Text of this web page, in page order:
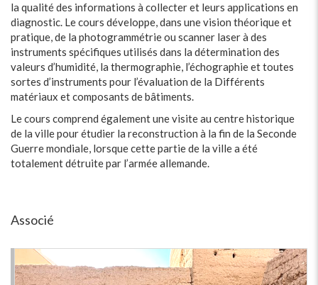
la qualité des informations à collecter et leurs applications en
diagnostic. Le cours développe, dans une vision théorique et
pratique, de la photogrammétrie ou scanner laser à des
instruments spécifiques utilisés dans la détermination des
valeurs d’humidité, la thermographie, l’échographie et toutes
sortes d’instruments pour l’évaluation de la Différents
matériaux et composants de bâtiments.
Le cours comprend également une visite au centre historique
de la ville pour étudier la reconstruction à la fin de la Seconde
Guerre mondiale, lorsque cette partie de la ville a été
totalement détruite par l’armée allemande.
Associé